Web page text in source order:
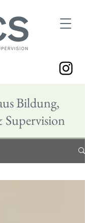
Bildung,
Supervision